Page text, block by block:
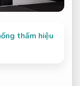
thấm hiệu